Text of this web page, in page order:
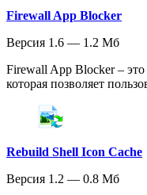
Firewall App Blocker
Версия 1.6 — 1.2 Мб
Firewall App Blocker –
которая позволяет
Rebuild Shell Icon Cache
Версия 1.2 — 0.8 Мб